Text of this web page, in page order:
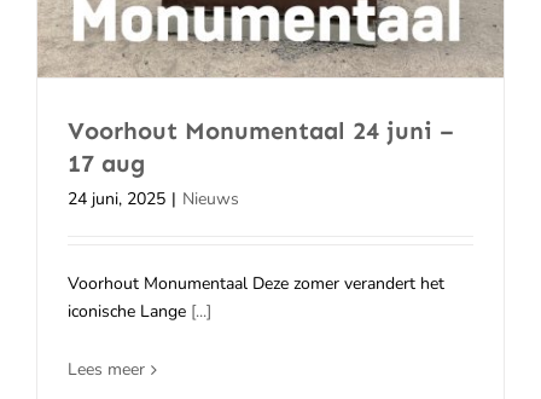
Voorhout Monumentaal 24 juni –
17 aug
24 juni, 2025 | Nieuws
Voorhout Monumentaal Deze zomer verandert het
iconische Lange [...]
Lees meer